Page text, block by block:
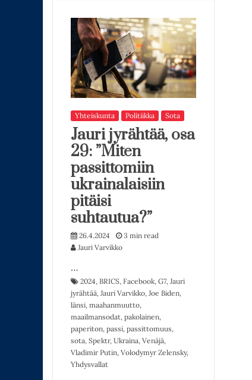
Yhteiskunta Politiikka Sota
Jauri jyrähtää, osa
29: ”Miten
passittomiin
ukrainalaisiin
pitäisi
suhtautua?”
26.4.2024
3 min read
Jauri Varvikko
…
2024, BRICS, Facebook, G7, Jauri
jyrähtää, Jauri Varvikko, Joe Biden,
länsi, maahanmuutto,
maailmansodat, pakolainen,
paperiton, passi, passittomuus,
sota, Spektr, Ukraina, Venäjä,
Vladimir Putin, Volodymyr Zelensky,
Yhdysvallat